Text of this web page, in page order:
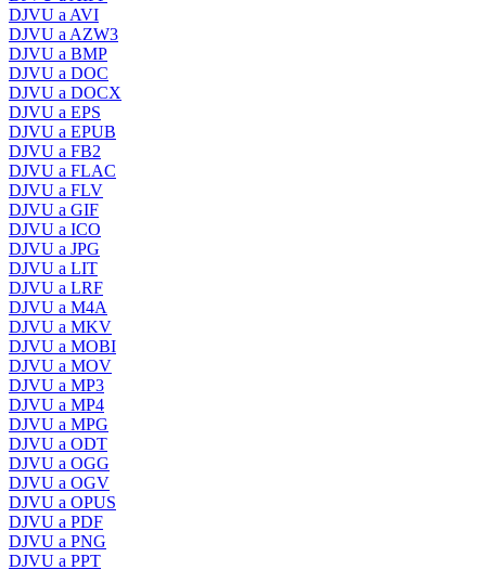
DJVU a AVI
DJVU a AZW3
DJVU a BMP
DJVU a DOC
DJVU a DOCX
DJVU a EPS
DJVU a EPUB
DJVU a FB2
DJVU a FLAC
DJVU a FLV
DJVU a GIF
DJVU a ICO
DJVU a JPG
DJVU a LIT
DJVU a LRF
DJVU a M4A
DJVU a MKV
DJVU a MOBI
DJVU a MOV
DJVU a MP3
DJVU a MP4
DJVU a MPG
DJVU a ODT
DJVU a OGG
DJVU a OGV
DJVU a OPUS
DJVU a PDF
DJVU a PNG
DJVU a PPT